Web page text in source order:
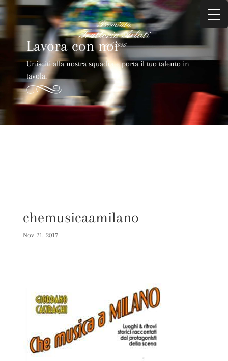
Lavora con noi
Unisciti alla nostra squadra e porta il tuo talento in
tavola.
chemusicaamilano
Nov 21, 2017